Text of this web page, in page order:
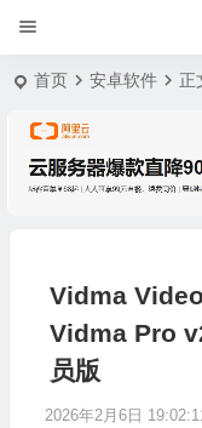
首页 安卓软件 正
Vidma
Vidma Pro
员版
2026年2月6日